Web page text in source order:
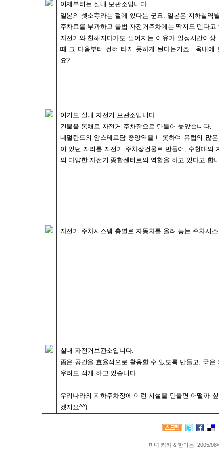
이제부터는 실내 보관소입니다.
일본의 셋소寺라는 절에 있다는 군요. 일본은 지하철역
주차료를 부과하고 불법 자전거주차에는 딱지도 뗀다고
자전거와 친해지다가도 멀어지는 이유가 일정시간이
때 그 다음부터 전혀 타지 못하게 된다는거죠.. 옥내에
요?
여기도 실내 자전거 보관소입니다.
건물을 통채로 자전거 주차장으로 만들어 놓았습니다.
네덜란드의 암스테르담 중앙역을 비롯하여 유럽의 많
이 있던 자리를 자전거 주차장건물로 만들어, 수천대의
의 다양한 자전거 종합센터로의 역할을 하고 있다고 합
자전거 주차시스템 층별로 자동차를 올려 놓는 주차시
실내 자전거보관소입니다.
좁은 공간을 효율적으로 활용할 수 있도록 만들고, 굵
우려도 적게 하고 있습니다.
우리나라의 지하주차장에 이런 시설을 만들면 어떨까
겠지요^^)
마녀 키키 & 한마음 2005/